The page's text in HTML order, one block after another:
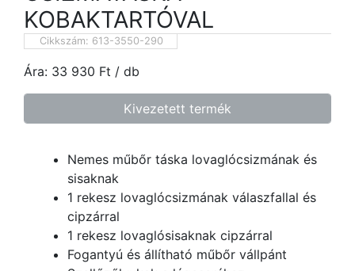
KOBAKTARTÓVAL
Cikkszám: 613-3550-290
Ára: 33 930 Ft / db
Kivezetett termék
Nemes műbőr táska lovaglócsizmának és
sisaknak
1 rekesz lovaglócsizmának válaszfallal és
cipzárral
1 rekesz lovaglósisaknak cipzárral
Fogantyú és állítható műbőr vállpánt